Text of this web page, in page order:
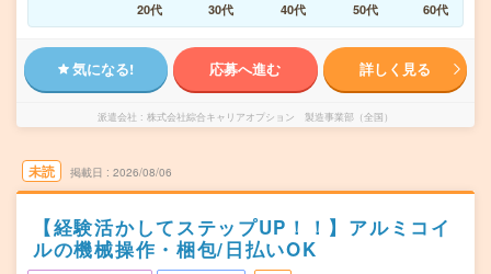
20代
30代 40代 50代 60代
気になる! 応募へ進む 詳しく見る
派遣会社 株式会社綜合キャリアオプション 製造事業部（全国）
未読 掲載日 2026/08/06
【経験活かしてステップUP！！】アルミコイ
ルの機械操作・梱包/日払いOK